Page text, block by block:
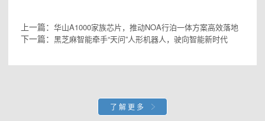
上一篇： 华山A1000家族芯片，推动NOA行泊一体方案高效落地
下一篇： 黑芝麻智能牵手“天问”人形机器人，驶向智能新时代
了解更多